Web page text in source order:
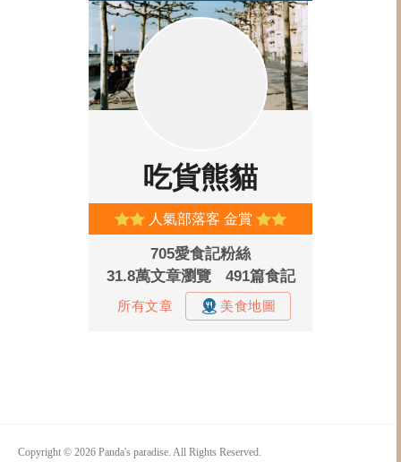
Copyright © 2026 Panda's paradise. All Rights Reserved.